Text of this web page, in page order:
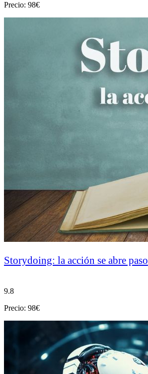
Precio: 98€
Storydoing: la acción se abre paso
9.8
Precio: 98€